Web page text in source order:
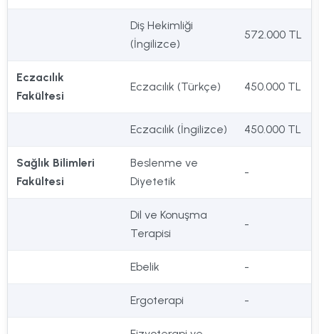
Diş Hekimliği
(İngilizce)
572.000 TL
Eczacılık
Fakültesi
Eczacılık (Türkçe) 450.000 TL
Eczacılık (İngilizce) 450.000 TL
Sağlık Bilimleri
Fakültesi
Beslenme ve
Diyetetik
-
Dil ve Konuşma
Terapisi
-
Ebelik -
Ergoterapi -